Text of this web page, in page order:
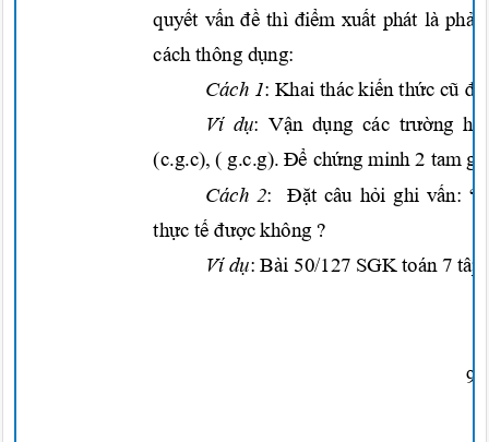
quyết vấn đềthìđiểm xuấtphát làphải
cách thôngdụng:
Cách 1: Khai tháckiến thức cũ
Ví dụ:Vận dụngcác trường
(c.g.c), ( g.c.g).Để chứngminh 2 tam gi
Cách 2:Đặtcâu hỏi ghivấn:
thực tế đượckhông ?
Vídụ: Bài 50/127 SGK toán 7